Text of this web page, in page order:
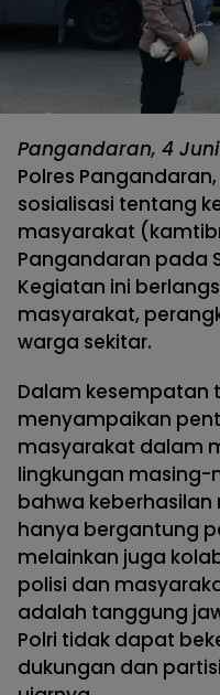
Pangandaran, 4
Polres
sosialisasi tentang
masyarakat
Pangandaran pada
Kegiatan ini
masyarakat,
warga sekitar.
Dalam kesempatan
menyampaikan
masyarakat dalam
lingkungan masing-
bahwa
hanya bergantung
melainkan juga
polisi dan
adalah tanggung
Polri tidak dapat
dukungan dan